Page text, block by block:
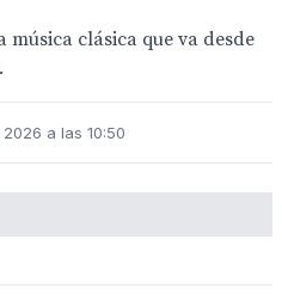
clásica que va desde
a las 10:50